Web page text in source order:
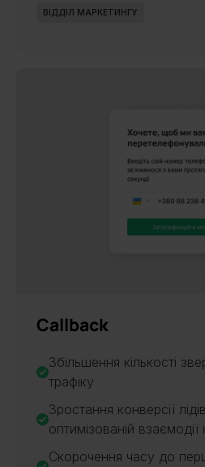
ВІДДІЛ МАРКЕТИНГУ
Callback
Збільшення кількості
трафіку
Зростання конверсії
оптимізованій взаємодії
Скорочення часу до